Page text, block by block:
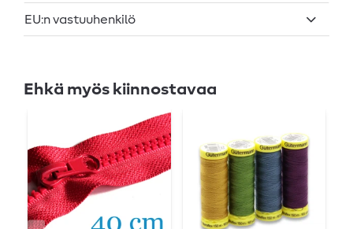
EU:n vastuuhenkilö
Ehkä myös kiinnostavaa